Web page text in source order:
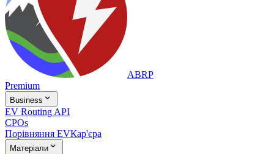
ABRP
Premium
Business 
EV Routing API
CPOs
Порівняння EVКар'єра
Матеріали 